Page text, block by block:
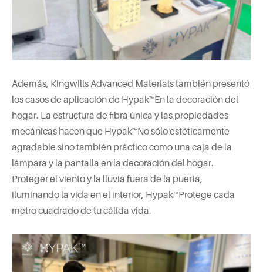
Además, Kingwills Advanced Materials también presentó
los casos de aplicación de Hypak™En la decoración del
hogar. La estructura de fibra única y las propiedades
mecánicas hacen que Hypak™No sólo estéticamente
agradable sino también práctico como una caja de la
lámpara y la pantalla en la decoración del hogar.
Proteger el viento y la lluvia fuera de la puerta,
iluminando la vida en el interior, Hypak™Protege cada
metro cuadrado de tu cálida vida.